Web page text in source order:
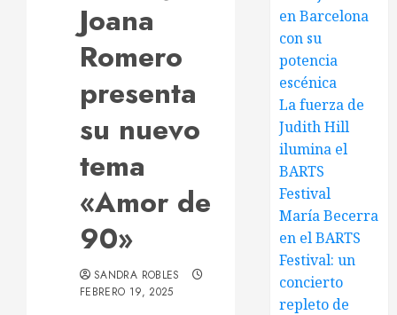
Joana
Romero
presenta
su nuevo
tema
«Amor de
90»
SANDRA ROBLES
FEBRERO 19, 2025
en Barcelona
con su
potencia
escénica
La fuerza de
Judith Hill
ilumina el
BARTS
Festival
María Becerra
en el BARTS
Festival: un
concierto
repleto de